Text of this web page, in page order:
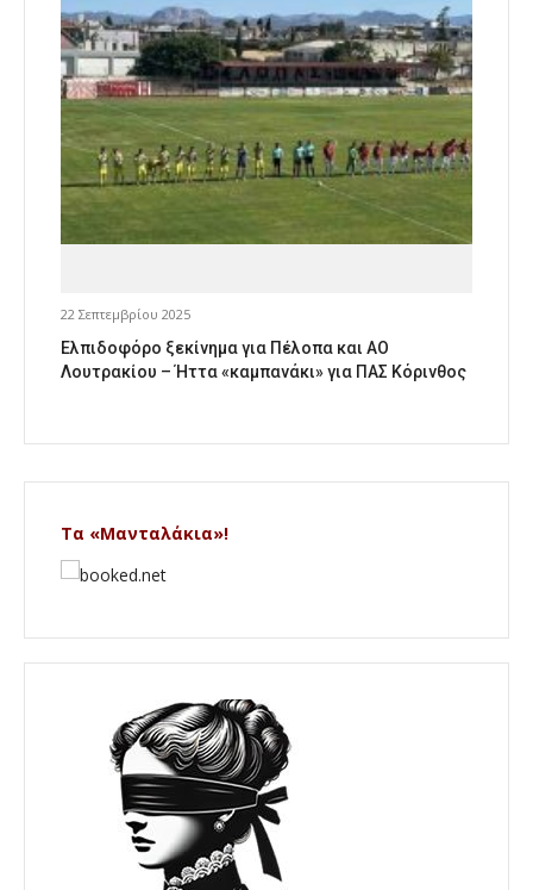
22 Σεπτεμβρίου 2025
Ελπιδοφόρο ξεκίνημα για Πέλοπα και ΑΟ
Λουτρακίου – Ήττα «καμπανάκι» για ΠΑΣ Κόρινθος
Τα «Μανταλάκια»!